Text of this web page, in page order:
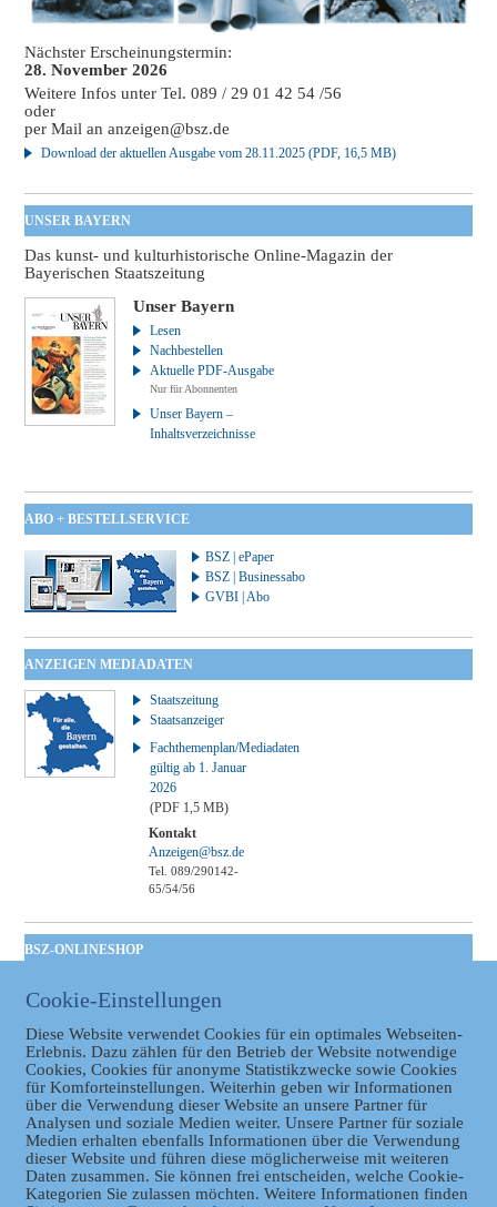
Nächster Erscheinungstermin:
28. November 2026
Weitere Infos unter Tel. 089 / 29 01 42 54 /56
oder
per Mail ananzeigen@bsz.de
Download der aktuellen Ausgabe vom 28.11.2025 (PDF, 16,5 MB)
UNSER BAYERN
Das kunst- und kulturhistorische Online-Magazin der
Bayerischen Staatszeitung
Unser Bayern
Lesen
Nachbestellen
Aktuelle PDF-Ausgabe
Nur für Abonnenten
Unser Bayern –
Inhaltsverzeichnisse
ABO + BESTELLSERVICE
BSZ | ePaper
BSZ | Businessabo
GVBI | Abo
ANZEIGEN MEDIADATEN
Staatszeitung
Staatsanzeiger
Fachthemenplan/Mediadaten
gültig ab 1. Januar
2026
(PDF 1,5 MB)
Kontakt
Anzeigen@bsz.de
Tel. 089/290142-
65/54/56
BSZ-ONLINESHOP
Taschenbuch
GVBl | Einbanddecke
Datenschutz
Cookie-Einstellungen
Diese Website verwendet Cookies für ein optimales Webseiten-
Erlebnis. Dazu zählen für den Betrieb der Website notwendige
Cookies, Cookies für anonyme Statistikzwecke sowie Cookies
für Komforteinstellungen. Weiterhin geben wir Informationen
über die Verwendung dieser Website an unsere Partner für
Analysen und soziale Medien weiter. Unsere Partner für soziale
Medien erhalten ebenfalls Informationen über die Verwendung
dieser Website und führen diese möglicherweise mit weiteren
Daten zusammen. Sie können frei entscheiden, welche Cookie-
Kategorien Sie zulassen möchten. Weitere Informationen finden